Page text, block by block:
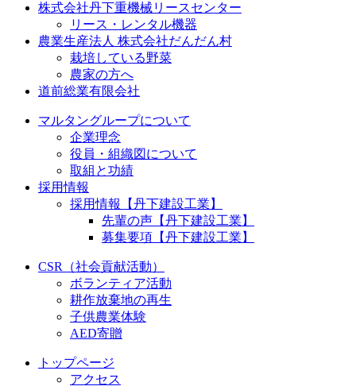
株式会社丹下重機械リースセンター
リース・レンタル機器
農業生産法人 株式会社だんだん村
栽培している野菜
農家の方へ
道前総業有限会社
マルタングループについて
企業理念
役員・組織図について
取組と功績
採用情報
採用情報【丹下建設工業】
先輩の声【丹下建設工業】
募集要項【丹下建設工業】
CSR（社会貢献活動）
ボランティア活動
耕作放棄地の再生
子供農業体験
AED寄贈
トップページ
アクセス